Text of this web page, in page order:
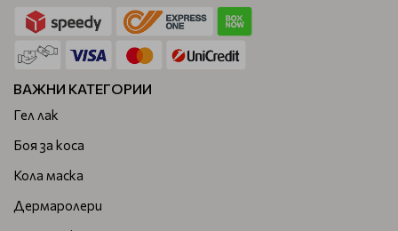
ВАЖНИ КАТЕГОРИИ
Гел лак
Боя за коса
Кола маска
Дермаролери